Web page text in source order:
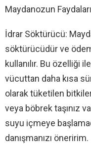
Maydanozun Faydaları
İdrar Söktürücü:
söktürücüdür ve
kullanılır. Bu özelliği
vücuttan daha kısa
olarak tüketilen
veya böbrek taşınız
suyu içmeye
danışmanızı öneririm.